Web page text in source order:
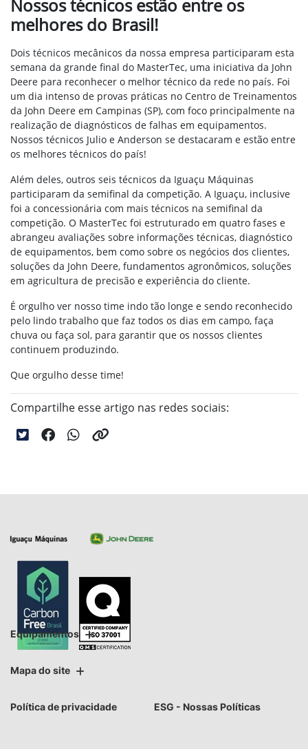
Nossos técnicos estão entre os
melhores do Brasil!
Dois técnicos mecânicos da nossa empresa participaram esta
semana da grande final do MasterTec, uma iniciativa da John
Deere para reconhecer o melhor técnico da rede no país. Foi
um dia intenso de provas práticas no Centro de Treinamentos
da John Deere em Campinas (SP), com foco principalmente na
realização de diagnósticos de falhas em equipamentos.
Nossos técnicos Julio e Anderson se destacaram e estão entre
os melhores técnicos do país!
Além deles, outros seis técnicos da Iguaçu Máquinas
participaram da semifinal da competição. A Iguaçu, inclusive
foi a concessionária com mais técnicos na semifinal da
competição. O MasterTec foi estruturado em quatro fases e
abrangeu avaliações sobre informações técnicas, diagnóstico
de equipamentos, bem como sobre os negócios dos clientes,
soluções da John Deere, fundamentos agronômicos, soluções
em agricultura de precisão e experiência do cliente.
É orgulho ver nosso time indo tão longe e sendo reconhecido
pelo lindo trabalho que faz todos os dias em campo, faça
chuva ou faça sol, para garantir que os nossos clientes
continuem produzindo.
Que orgulho desse time!
Compartilhe esse artigo nas redes sociais:
Equipamentos
Mapa do site
Política de privacidade ESG - Nossas Políticas